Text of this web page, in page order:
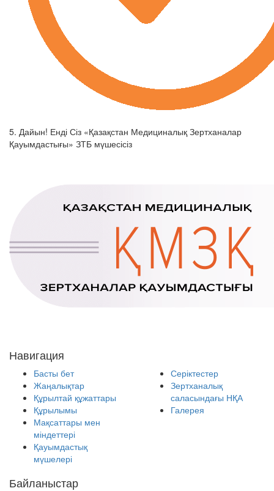
5. Дайын! Енді Сіз «Қазақстан Медициналық Зертханалар
Қауымдастығы» ЗТБ мүшесісіз
Навигация
Басты бет
Жаңалықтар
Құрылтай құжаттары
Құрылымы
Мақсаттары мен
міндеттері
Қауымдастық
мүшелері
Серіктестер
Зертханалық
саласындағы НҚА
Галерея
Байланыстар